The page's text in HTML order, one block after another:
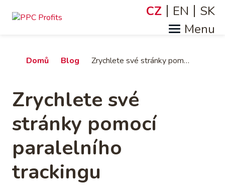
Jazyky
CZ EN SK
Drobečková
Domů Blog Zrychlete své stránky pomocí paralelního trackingu
Zrychlete své
stránky pomocí
paralelního
trackingu